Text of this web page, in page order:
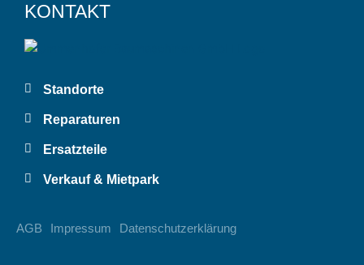
KONTAKT
Standorte
Reparaturen
Ersatzteile
Verkauf & Mietpark
AGB Impressum Datenschutzerklärung